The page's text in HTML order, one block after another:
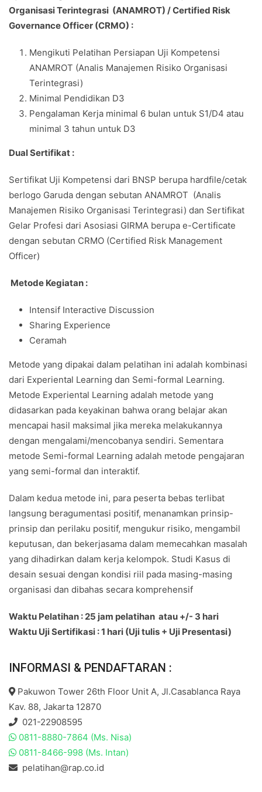
Organisasi Terintegrasi (ANAMROT) / Certified Risk
Governance Officer (CRMO) :
Mengikuti Pelatihan Persiapan Uji Kompetensi
ANAMROT (Analis Manajemen Risiko Organisasi
Terintegrasi)
Minimal Pendidikan D3
Pengalaman Kerja minimal 6 bulan untuk S1/D4 atau
minimal 3 tahun untuk D3
Dual Sertifikat :
Sertifikat Uji Kompetensi dari BNSP berupa hardfile/cetak
berlogo Garuda dengan sebutan ANAMROT (Analis
Manajemen Risiko Organisasi Terintegrasi) dan Sertifikat
Gelar Profesi dari Asosiasi GIRMA berupa e-Certificate
dengan sebutan CRMO (Certified Risk Management
Officer)
Metode Kegiatan :
Intensif Interactive Discussion
Sharing Experience
Ceramah
Metode yang dipakai dalam pelatihan ini adalah kombinasi
dari Experiental Learning dan Semi-formal Learning.
Metode Experiental Learning adalah metode yang
didasarkan pada keyakinan bahwa orang belajar akan
mencapai hasil maksimal jika mereka melakukannya
dengan mengalami/mencobanya sendiri. Sementara
metode Semi-formal Learning adalah metode pengajaran
yang semi-formal dan interaktif.
Dalam kedua metode ini, para peserta bebas terlibat
langsung beragumentasi positif, menanamkan prinsip-
prinsip dan perilaku positif, mengukur risiko, mengambil
keputusan, dan bekerjasama dalam memecahkan masalah
yang dihadirkan dalam kerja kelompok. Studi Kasus di
desain sesuai dengan kondisi riil pada masing-masing
organisasi dan dibahas secara komprehensif
Waktu Pelatihan : 25 jam pelatihan atau +/- 3 hari
Waktu Uji Sertifikasi : 1 hari (Uji tulis + Uji Presentasi)
INFORMASI & PENDAFTARAN :
Pakuwon Tower 26th Floor Unit A, Jl.Casablanca Raya
Kav. 88, Jakarta 12870
021-22908595
0811-8880-7864 (Ms. Nisa)
0811-8466-998 (Ms. Intan)
pelatihan@rap.co.id